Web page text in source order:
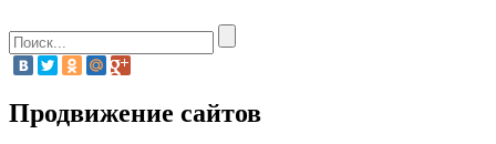
Продвижение сайтов